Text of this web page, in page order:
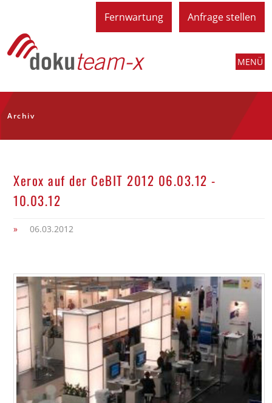
Fernwartung Anfrage stellen
MENÜ
Archiv
Xerox auf der CeBIT 2012 06.03.12 -
10.03.12
» 06.03.2012